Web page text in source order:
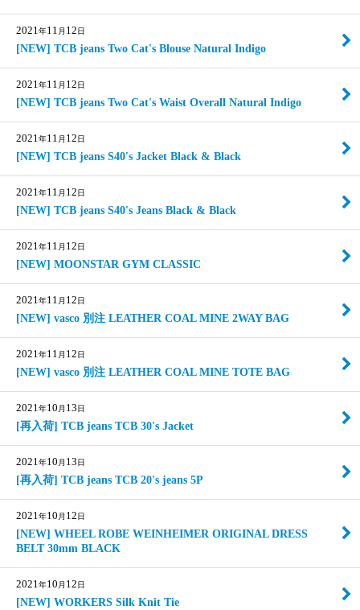
2021年11 月 12日
[NEW] TCB jeans Two Cat's Blouse Natural Indigo
2021年11 月 12日
[NEW] TCB jeans Two Cat's Waist Overall Natural Indigo
2021年11 月 12日
[NEW] TCB jeans S40's Jacket Black & Black
2021年11 月 12日
[NEW] TCB jeans S40's Jeans Black & Black
2021年11 月 12日
[NEW] MOONSTAR GYM CLASSIC
2021年11 月 12日
[NEW] vasco 別注 LEATHER COAL MINE 2WAY BAG
2021年11 月 12日
[NEW] vasco 別注 LEATHER COAL MINE TOTE BAG
2021年10 月 13日
[再入荷] TCB jeans TCB 30's Jacket
2021年10 月 13日
[再入荷] TCB jeans TCB 20's jeans 5P
2021年10 月 12日
[NEW] WHEEL ROBE WEINHEIMER ORIGINAL DRESS
BELT 30mm BLACK
2021年10 月 12日
[NEW] WORKERS Silk Knit Tie